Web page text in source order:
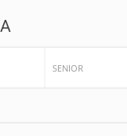
SENIOR